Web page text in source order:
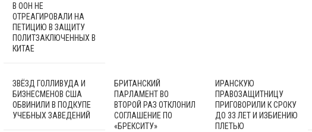
В ООН НЕ
ОТРЕАГИРОВАЛИ НА
ПЕТИЦИЮ В ЗАЩИТУ
ПОЛИТЗАКЛЮЧЕННЫХ В
КИТАЕ
ЗВЁЗД ГОЛЛИВУДА И
БИЗНЕСМЕНОВ США
ОБВИНИЛИ В ПОДКУПЕ
УЧЕБНЫХ ЗАВЕДЕНИЙ
БРИТАНСКИЙ
ПАРЛАМЕНТ ВО
ВТОРОЙ РАЗ ОТКЛОНИЛ
СОГЛАШЕНИЕ ПО
«БРЕКСИТУ»
ИРАНСКУЮ
ПРАВОЗАЩИТНИЦУ
ПРИГОВОРИЛИ К СРОКУ
ДО 33 ЛЕТ И ИЗБИЕНИЮ
ПЛЕТЬЮ